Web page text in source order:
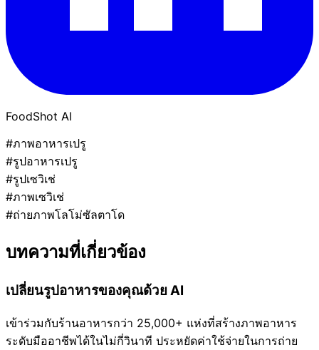
FoodShot AI
#ภาพอาหารเปรู
#รูปอาหารเปรู
#รูปเซวิเช่
#ภาพเซวิเช่
#ถ่ายภาพโลโม่ซัลตาโด
บทความที่เกี่ยวข้อง
เปลี่ยนรูปอาหารของคุณด้วย AI
เข้าร่วมกับร้านอาหารกว่า 25,000+ แห่งที่สร้างภาพอาหาร
ระดับมืออาชีพได้ในไม่กี่วินาที ประหยัดค่าใช้จ่ายในการถ่าย